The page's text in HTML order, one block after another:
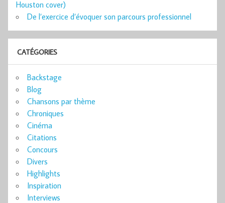
Houston cover)
De l’exercice d’évoquer son parcours professionnel
CATÉGORIES
Backstage
Blog
Chansons par thème
Chroniques
Cinéma
Citations
Concours
Divers
Highlights
Inspiration
Interviews